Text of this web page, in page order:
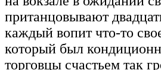
пританцовывают
каждый вопит что-то
который был
торговцы счастьем так